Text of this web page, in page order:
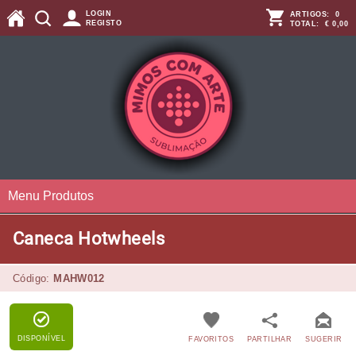
LOGIN
REGISTO
ARTIGOS: 0
TOTAL: € 0,00
Menu Produtos
Caneca Hotwheels
Código: MAHW012
DISPONÍVEL SUGERIR
PARTILHAR
FAVORITOS